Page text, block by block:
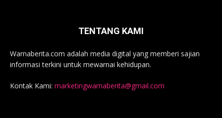
TENTANG KAMI
Warnaberita.com adalah media digital yang memberi sajian
informasi terkini untuk mewarnai kehidupan.
Kontak Kami: marketingwarnaberita@gmail.com